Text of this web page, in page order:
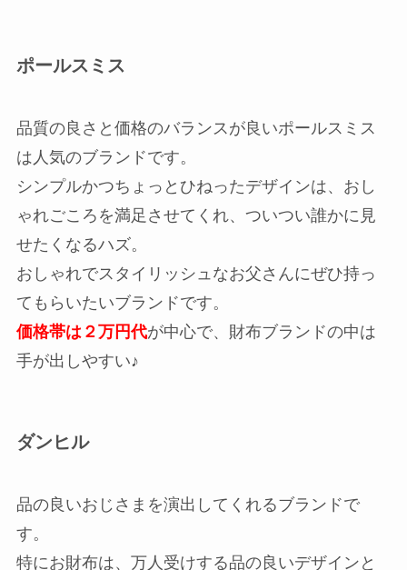
ポールスミス
品質の良さと価格のバランスが良いポールスミス
は人気のブランドです。
シンプルかつちょっとひねったデザインは、おし
ゃれごころを満足させてくれ、ついつい誰かに見
せたくなるハズ。
おしゃれでスタイリッシュなお父さんにぜひ持っ
てもらいたいブランドです。
価格帯は２万円代が中心で、財布ブランドの中は
手が出しやすい♪
ダンヒル
品の良いおじさまを演出してくれるブランドで
す。
特にお財布は、万人受けする品の良いデザインと